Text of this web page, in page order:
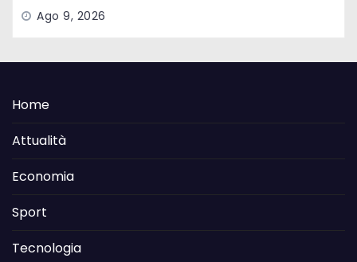
Ago 9, 2026
Home
Attualità
Economia
Sport
Tecnologia